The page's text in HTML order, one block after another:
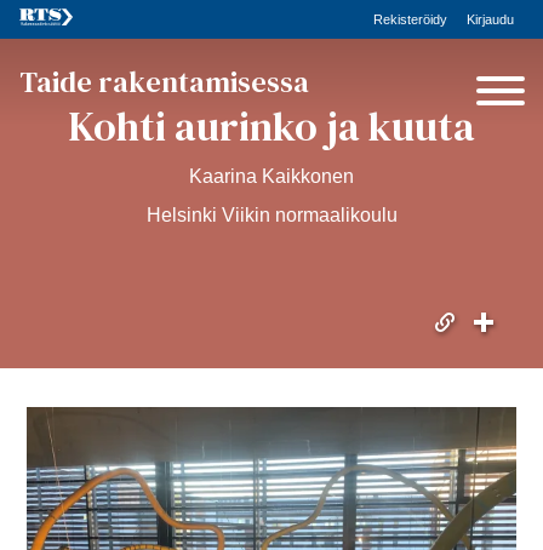
Rekisteröidy Kirjaudu
Taide rakentamisessa
Kohti aurinko ja kuuta
Kaarina Kaikkonen
Helsinki Viikin normaalikoulu